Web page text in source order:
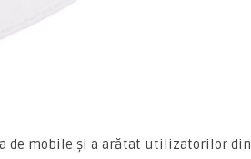
de mobile și a arătat utilizatorilor